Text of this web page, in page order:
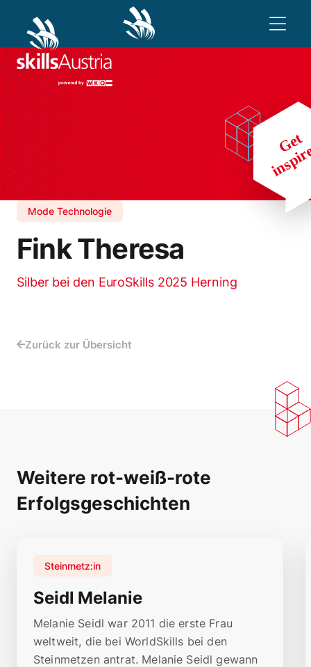
Mode Technologie
Fink Theresa
Silber bei den EuroSkills 2025 Herning
Zurück zur Übersicht
Weitere rot-weiß-rote
Erfolgsgeschichten
Seidl Melanie
Steinmetz:in
Melanie Seidl war 2011 die erste Frau
weltweit, die bei WorldSkills bei den
Steinmetzen antrat. Melanie Seidl gewann